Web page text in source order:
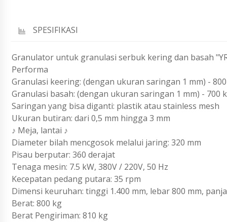
SPESIFIKASI
Granulator untuk granulasi serbuk kering dan basah
Performa
Granulasi keering: (dengan ukuran saringan 1 mm) -
Granulasi basah: (dengan ukuran saringan 1 mm) - 700
Saringan yang bisa diganti: plastik atau stainless mesh
Ukuran butiran: dari 0,5 mm hingga 3 mm
♪ Meja, lantai ♪
Diameter bilah mencgosok melalui jaring: 320 mm
Pisau berputar: 360 derajat
Tenaga mesin: 7.5 kW, 380V / 220V, 50 Hz
Kecepatan pedang putara: 35 rpm
Dimensi keuruhan: tinggi 1.400 mm, lebar 800 mm,
Berat: 800 kg
Berat Pengiriman: 810 kg